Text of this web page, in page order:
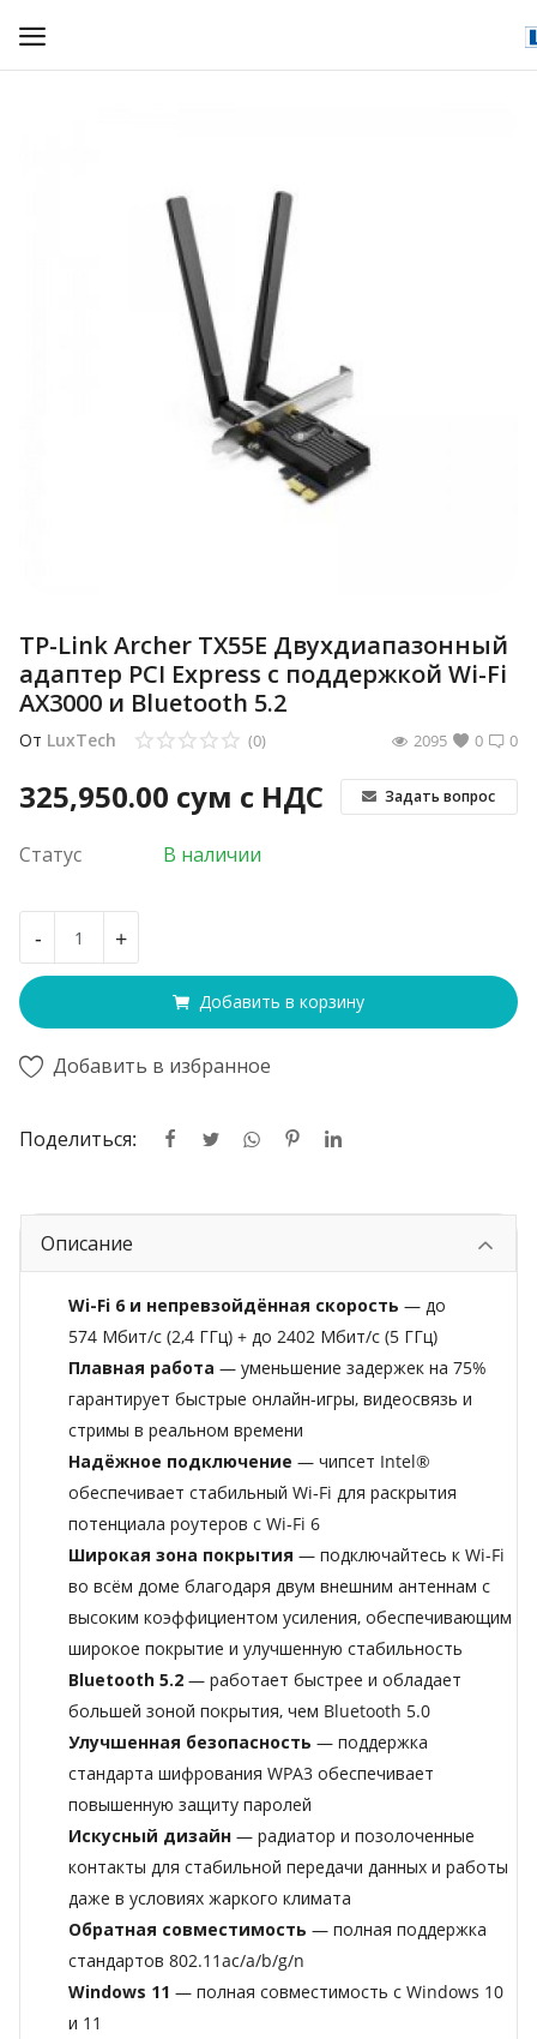
ДЛЯ ОПЕРАТОРОВ СВЯЗИ
TP-Link Archer TX55E Двухдиапазонный
адаптер PCI Express с поддержкой Wi-Fi
AX3000 и Bluetooth 5.2
От LuxTech 0
(0) 0
2095
325,950.00 сум с НДС Задать вопрос
Статус В наличии
- +
Добавить в корзину
Добавить в избранное
Поделиться:
Описание
Wi-Fi 6 и непревзойдённая скорость — до
574 Мбит/с (2,4 ГГц) + до 2402 Мбит/с (5 ГГц)
Плавная работа — уменьшение задержек на 75%
гарантирует быстрые онлайн-игры, видеосвязь и
стримы в реальном времени
Надёжное подключение — чипсет Intel®
обеспечивает стабильный Wi‑Fi для раскрытия
потенциала роутеров с Wi‑Fi 6
Широкая зона покрытия — подключайтесь к Wi-Fi
во всём доме благодаря двум внешним антеннам с
высоким коэффициентом усиления, обеспечивающим
широкое покрытие и улучшенную стабильность
Bluetooth 5.2 — работает быстрее и обладает
большей зоной покрытия, чем Bluetooth 5.0
Улучшенная безопасность — поддержка
стандарта шифрования WPA3 обеспечивает
повышенную защиту паролей
Искусный дизайн — радиатор и позолоченные
контакты для стабильной передачи данных и работы
даже в условиях жаркого климата
Обратная совместимость — полная поддержка
стандартов 802.11ac/a/b/g/n
Windows 11 — полная совместимость с Windows 10
и 11